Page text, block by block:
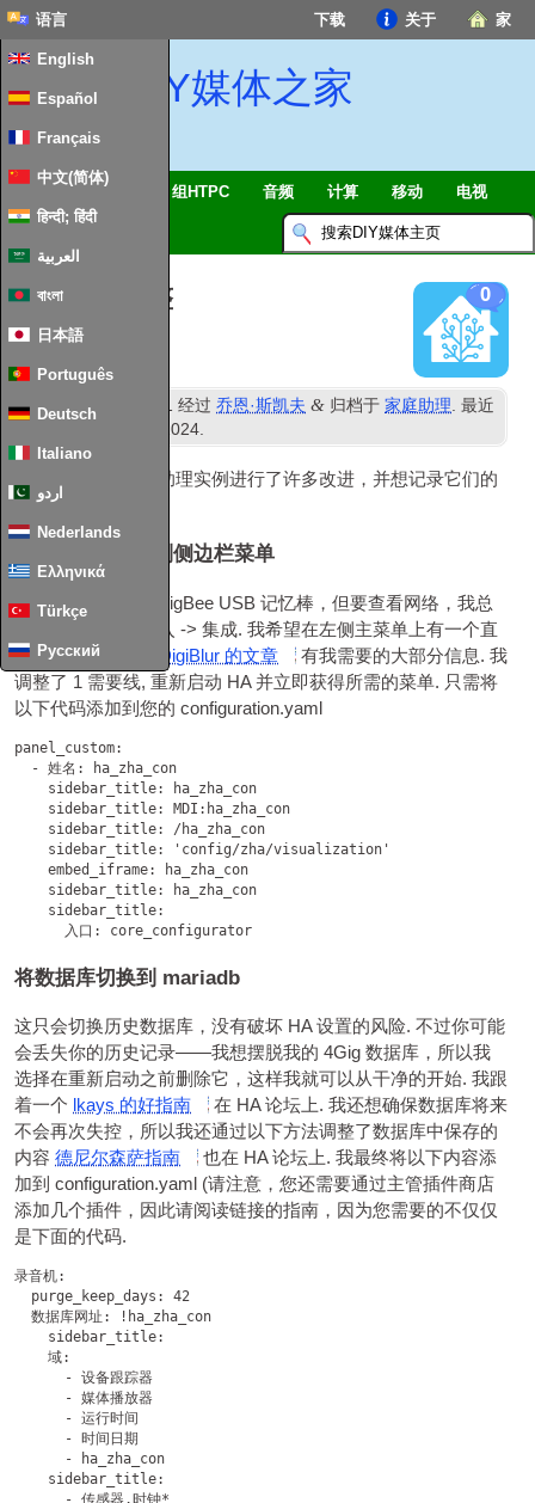
家
关于
下载
语言
English
Español
Français
中文(简体)
हिन्दी; हिंदी
العربية
বাংলা
日本語
Português
Deutsch
Italiano
اردو
Nederlands
Ελληνικά
Türkçe
Русский
DIY媒体之家
智能家居 & 物联网 组HTPC 音频 计算 移动 电视
0
家庭助理调整
发表 十二月 2021 经过乔恩·斯凯夫 & 归档于家庭助理. 最近
一月 2024.
我最近对我的家庭助理实例进行了许多改进，并想记录它们的
内容
将 ZigBee 添加到侧边栏菜单
我有一个 ConBee ZigBee USB 记忆棒，但要查看网络，我总
是必须通过配置进入 -> 集成. 我希望在左侧主菜单上有一个直
接链接. 一个
关于 DigiBlur 的文章
有我需要的大部分信息. 我
调整了 1 需要线, 重新启动 HA 并立即获得所需的菜单. 只需将
以下代码添加到您的 configuration.yaml
panel_custom:
  - 姓名: ha_zha_con
    sidebar_title: ha_zha_con
    sidebar_title: MDI:ha_zha_con
    sidebar_title: /ha_zha_con
    sidebar_title:
'config/zha/visualization'
    embed_iframe
: ha_zha_con
    sidebar_title: ha_zha_con
    sidebar_title:
将数据库切换到 mariadb
这只会切换历史数据库，没有破坏 HA 设置的风险. 不过你可能
会丢失你的历史记录——我想摆脱我的 4Gig 数据库，所以我
选择在重新启动之前删除它，这样我就可以从干净的开始. 我跟
着一个
lkays 的好指南
在 HA 论坛上. 我还想确保数据库将来
不会再次失控，所以我还通过以下方法调整了数据库中保存的
内容德尼尔森萨指南
也在 HA 论坛上. 我最终将以下内容添
加到 configuration.yaml (请注意，您还需要通过主管插件商店
添加几个插件，因此请阅读链接的指南，因为您需要的不仅仅
是下面的代码.
录音机:
  purge_keep_days: 42
  数据库网址: !ha_zha_con
    sidebar_title:
    域:
      - 设备跟踪器
      - 媒体播放器
      - 运行时间
      - 时间日期
      - ha_zha_con
    sidebar_title: